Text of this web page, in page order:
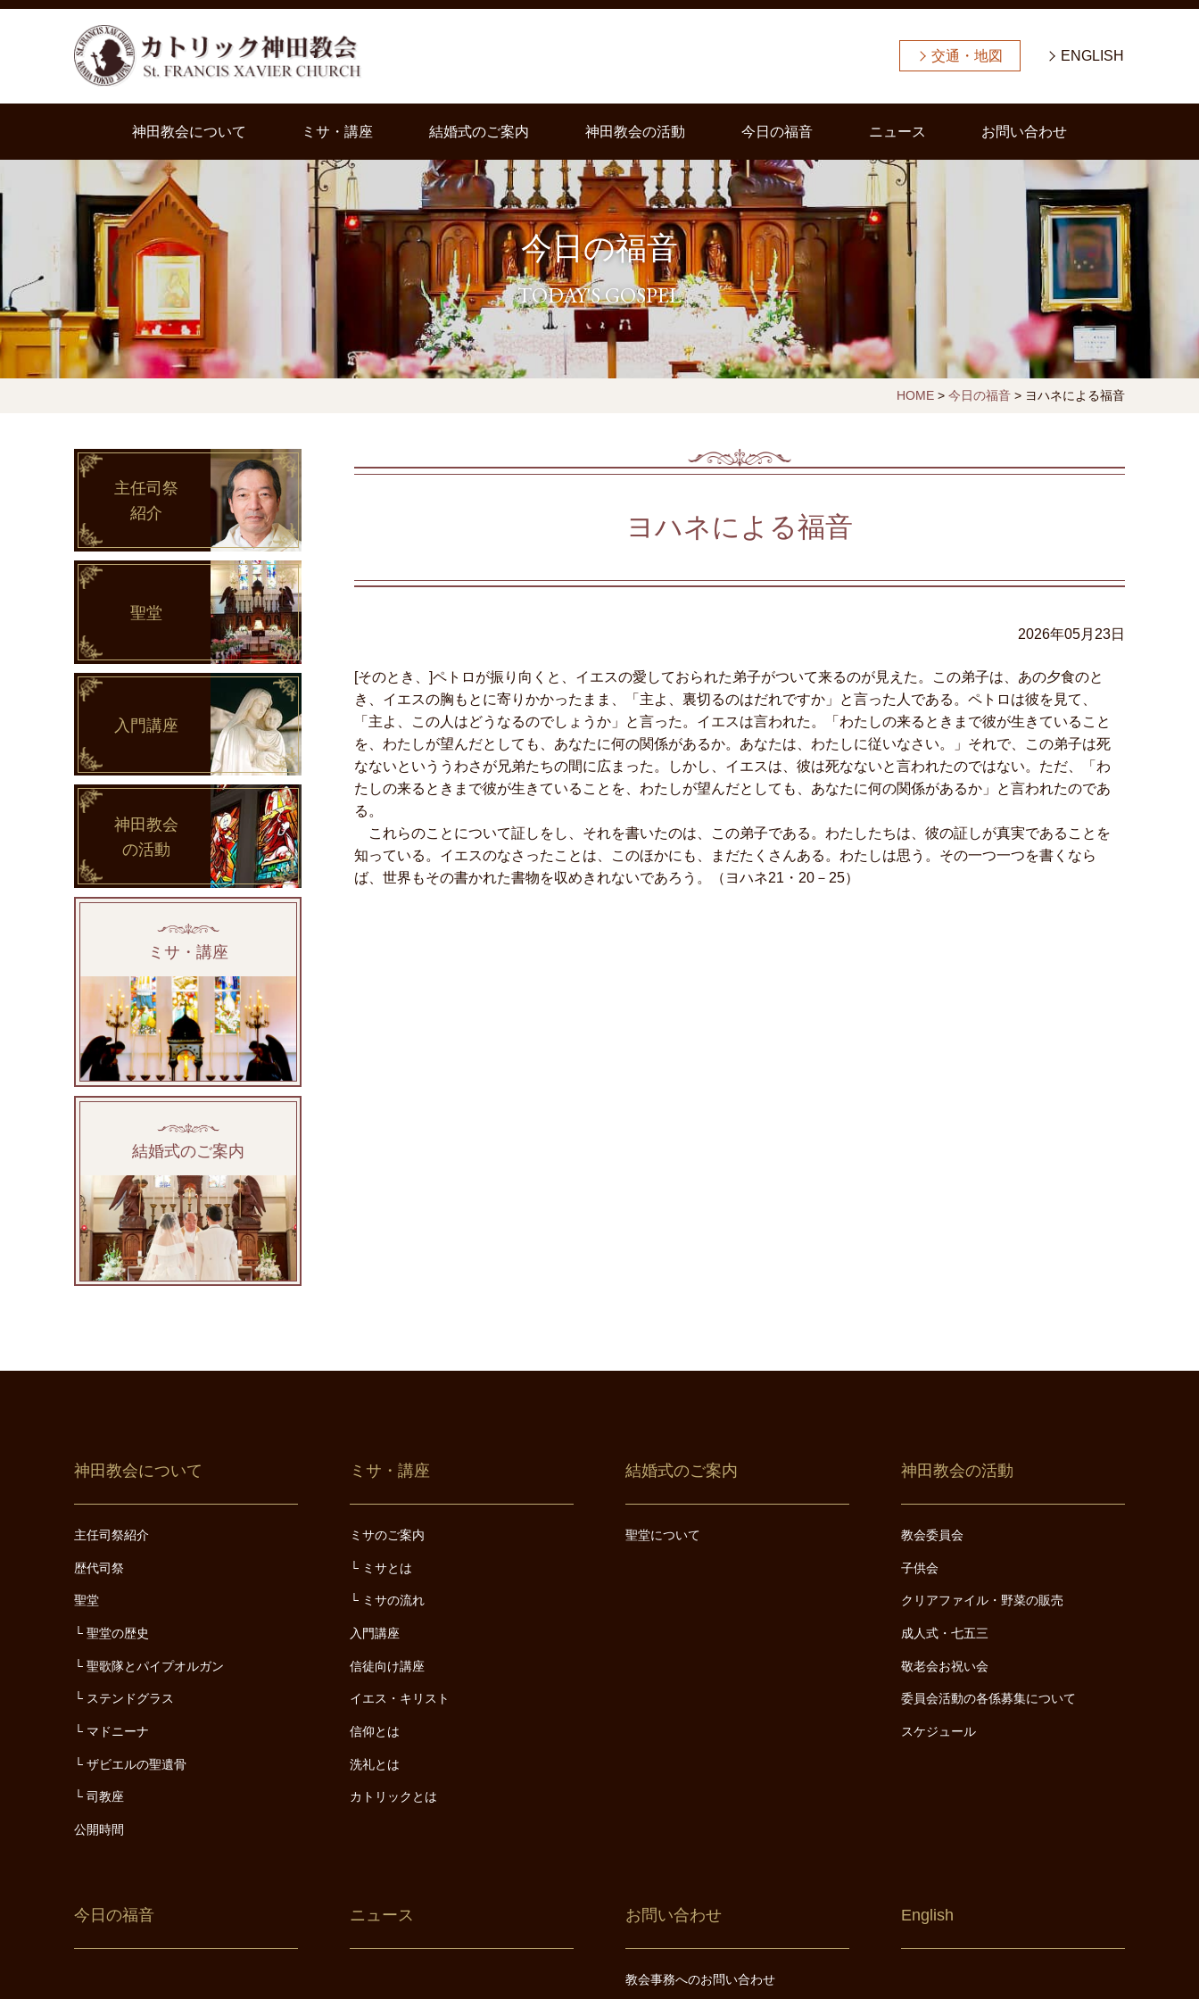
交通・地図 ENGLISH
神田教会について ミサ・講座 結婚式のご案内 神田教会の活動 今日の福音 ニュース お問い合わせ
今日の福音
TODAY'S GOSPEL
HOME> 今日の福音> ヨハネによる福音
ヨハネによる福音
2026年05月23日
[そのとき、]ペトロが振り向くと、イエスの愛しておられた弟子がついて来るのが見えた。この弟子は、あの夕食のと
き、イエスの胸もとに寄りかかったまま、「主よ、裏切るのはだれですか」と言った人である。ペトロは彼を見て、
「主よ、この人はどうなるのでしょうか」と言った。イエスは言われた。「わたしの来るときまで彼が生きていること
を、わたしが望んだとしても、あなたに何の関係があるか。あなたは、わたしに従いなさい。」それで、この弟子は死
なないといううわさが兄弟たちの間に広まった。しかし、イエスは、彼は死なないと言われたのではない。ただ、「わ
たしの来るときまで彼が生きていることを、わたしが望んだとしても、あなたに何の関係があるか」と言われたのであ
る。
これらのことについて証しをし、それを書いたのは、この弟子である。わたしたちは、彼の証しが真実であることを
知っている。イエスのなさったことは、このほかにも、まだたくさんある。わたしは思う。その一つ一つを書くなら
ば、世界もその書かれた書物を収めきれないであろう。（ヨハネ21・20－25）
主任司祭
紹介
聖堂
入門講座
神田教会
の活動
ミサ・講座
結婚式のご案内
神田教会について
主任司祭紹介
歴代司祭
聖堂
聖堂の歴史
聖歌隊とパイプオルガン
ステンドグラス
マドニーナ
ザビエルの聖遺骨
司教座
公開時間
ミサ・講座
ミサのご案内
ミサとは
ミサの流れ
入門講座
信徒向け講座
イエス・キリスト
信仰とは
洗礼とは
カトリックとは
結婚式のご案内
聖堂について
神田教会の活動
教会委員会
子供会
クリアファイル・野菜の販売
成人式・七五三
敬老会お祝い会
委員会活動の各係募集について
スケジュール
今日の福音 ニュース お問い合わせ
教会事務へのお問い合わせ
English